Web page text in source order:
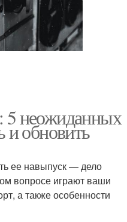
неожиданных
и обновить
ее навыпуск — дело
вопросе играют ваши
а также особенности